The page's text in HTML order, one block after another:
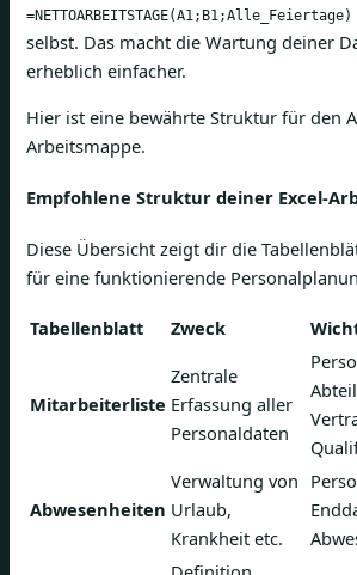
=NETTOARBEITSTAGE(A1;B1;Alle_Feiertage)
selbst. Das macht die Wartung deiner
erheblich einfacher.
Hier ist eine bewährte Struktur für den
Arbeitsmappe.
Empfohlene Struktur deiner Excel-
Diese Übersicht zeigt dir die
für eine funktionierende
Tabellenblatt Zweck
Mitarbeiterliste
Zentrale
Erfassung aller
Personaldaten
Abwesenheiten
Verwaltung von
Urlaub,
Krankheit etc.